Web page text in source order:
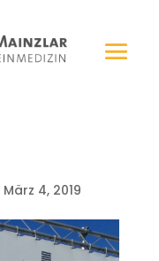
März 4, 2019